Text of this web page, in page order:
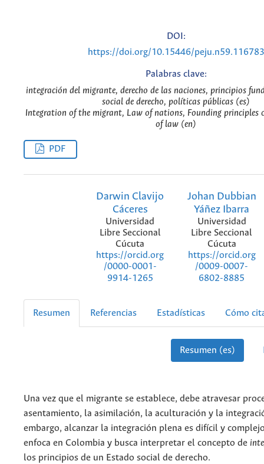
DOI:
https://doi.org/10.15446/peju.n59.116783
Palabras clave:
integración del migrante, derecho de las naciones, principios
social de derecho, políticas públicas (es)
Integration of the migrant, Law of nations, Founding principles
of law (en)
PDF
Darwin Clavijo
Cáceres
Universidad
Libre Seccional
Cúcuta
https://orcid.org
/0000-0001-
9914-1265
Johan Dubbian
Yáñez Ibarra
Universidad
Libre Seccional
Cúcuta
https://orcid.org
/0009-0007-
6802-8885
Resumen Referencias Estadísticas Cómo
Resumen (es)
Una vez que el migrante se establece, debe atravesar
asentamiento, la asimilación, la aculturación y la
embargo, alcanzar la integración plena es difícil y
enfoca en Colombia y busca interpretar el concepto de
los principios de un Estado social de derecho.